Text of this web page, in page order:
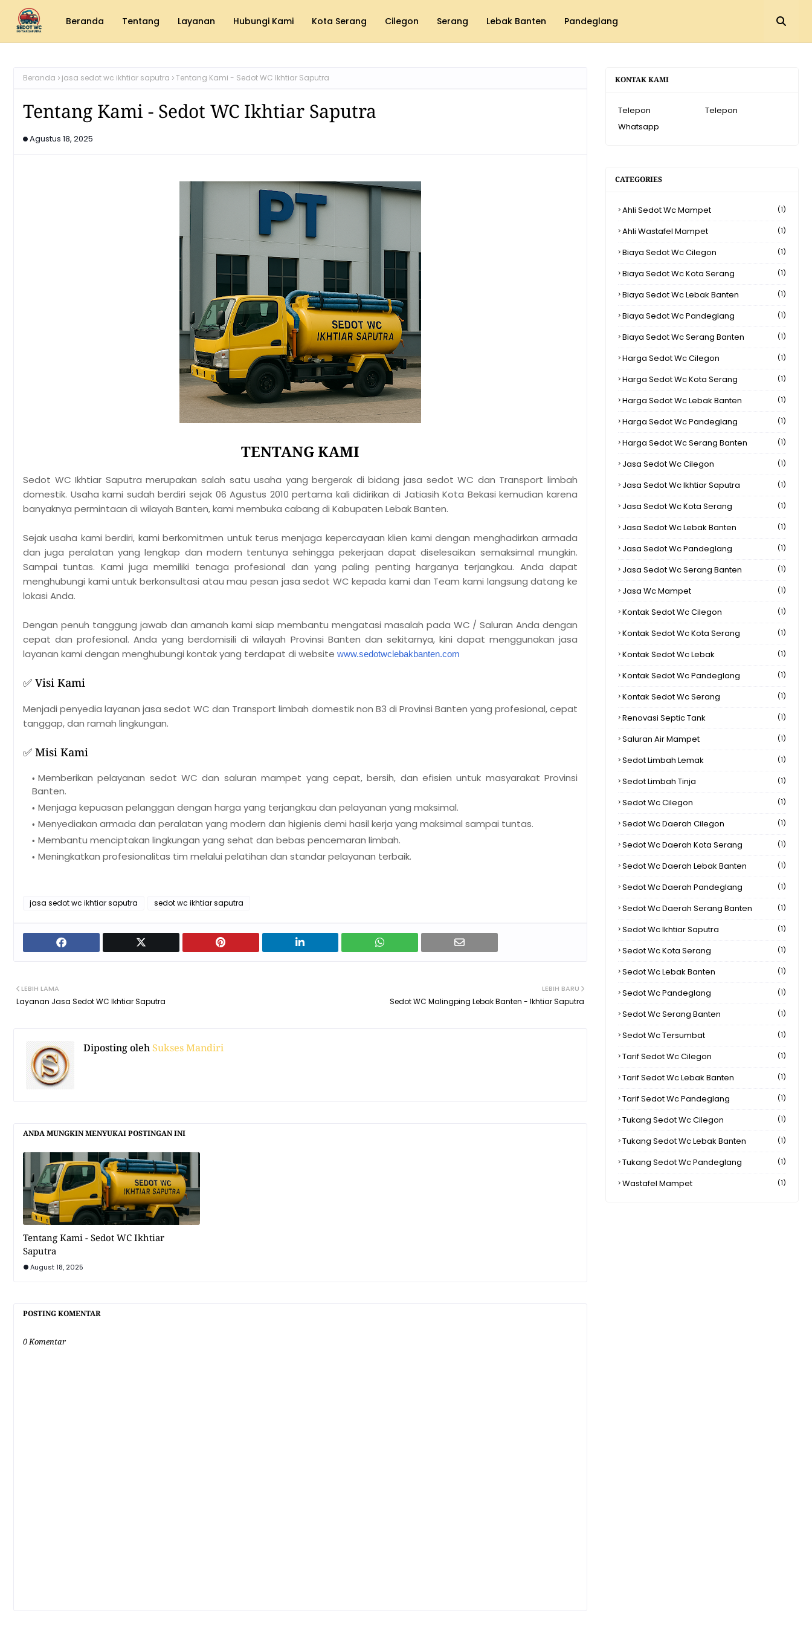
Beranda Tentang Layanan Hubungi Kami Kota Serang Cilegon Serang Lebak Banten Pandeglang
Beranda jasa sedot wc ikhtiar saputra Tentang Kami - Sedot WC Ikhtiar Saputra
Tentang Kami - Sedot WC Ikhtiar Saputra
Agustus 18, 2025
TENTANG KAMI
Sedot WC Ikhtiar Saputra merupakan salah satu usaha yang bergerak di bidang jasa sedot WC dan Transport limbah
domestik. Usaha kami sudah berdiri sejak 06 Agustus 2010 pertama kali didirikan di Jatiasih Kota Bekasi kemudian karena
banyaknya permintaan di wilayah Banten, kami membuka cabang di Kabupaten Lebak Banten.
Sejak usaha kami berdiri, kami berkomitmen untuk terus menjaga kepercayaan klien kami dengan menghadirkan armada
dan juga peralatan yang lengkap dan modern tentunya sehingga pekerjaan dapat diselesaikan semaksimal mungkin.
Sampai tuntas. Kami juga memiliki tenaga profesional dan yang paling penting harganya terjangkau. Anda dapat
menghubungi kami untuk berkonsultasi atau mau pesan jasa sedot WC kepada kami dan Team kami langsung datang ke
lokasi Anda.
Dengan penuh tanggung jawab dan amanah kami siap membantu mengatasi masalah pada WC / Saluran Anda dengan
cepat dan profesional. Anda yang berdomisili di wilayah Provinsi Banten dan sekitarnya, kini dapat menggunakan jasa
layanan kami dengan menghubungi kontak yang terdapat di website www.sedotwclebakbanten.com
✅ Visi Kami
Menjadi penyedia layanan jasa sedot WC dan Transport limbah domestik non B3 di Provinsi Banten yang profesional, cepat
tanggap, dan ramah lingkungan.
✅ Misi Kami
Memberikan pelayanan sedot WC dan saluran mampet yang cepat, bersih, dan efisien untuk masyarakat Provinsi
Banten.
Menjaga kepuasan pelanggan dengan harga yang terjangkau dan pelayanan yang maksimal.
Menyediakan armada dan peralatan yang modern dan higienis demi hasil kerja yang maksimal sampai tuntas.
Membantu menciptakan lingkungan yang sehat dan bebas pencemaran limbah.
Meningkatkan profesionalitas tim melalui pelatihan dan standar pelayanan terbaik.
jasa sedot wc ikhtiar saputra sedot wc ikhtiar saputra
LEBIH BARU
Sedot WC Malingping Lebak Banten - Ikhtiar Saputra
LEBIH LAMA
Layanan Jasa Sedot WC Ikhtiar Saputra
Diposting olehSukses Mandiri
ANDA MUNGKIN MENYUKAI POSTINGAN INI
Tentang Kami - Sedot WC Ikhtiar
Saputra
August 18, 2025
POSTING KOMENTAR
0 Komentar
KONTAK KAMI
Telepon
Telepon
Whatsapp
CATEGORIES
Ahli Sedot Wc Mampet (1)
Ahli Wastafel Mampet (1)
Biaya Sedot Wc Cilegon (1)
Biaya Sedot Wc Kota Serang (1)
Biaya Sedot Wc Lebak Banten (1)
Biaya Sedot Wc Pandeglang (1)
Biaya Sedot Wc Serang Banten (1)
Harga Sedot Wc Cilegon (1)
Harga Sedot Wc Kota Serang (1)
Harga Sedot Wc Lebak Banten (1)
Harga Sedot Wc Pandeglang (1)
Harga Sedot Wc Serang Banten (1)
Jasa Sedot Wc Cilegon (1)
Jasa Sedot Wc Ikhtiar Saputra (1)
Jasa Sedot Wc Kota Serang (1)
Jasa Sedot Wc Lebak Banten (1)
Jasa Sedot Wc Pandeglang (1)
Jasa Sedot Wc Serang Banten (1)
Jasa Wc Mampet (1)
Kontak Sedot Wc Cilegon (1)
Kontak Sedot Wc Kota Serang (1)
Kontak Sedot Wc Lebak (1)
Kontak Sedot Wc Pandeglang (1)
Kontak Sedot Wc Serang (1)
Renovasi Septic Tank (1)
Saluran Air Mampet (1)
Sedot Limbah Lemak (1)
Sedot Limbah Tinja (1)
Sedot Wc Cilegon (1)
Sedot Wc Daerah Cilegon (1)
Sedot Wc Daerah Kota Serang (1)
Sedot Wc Daerah Lebak Banten (1)
Sedot Wc Daerah Pandeglang (1)
Sedot Wc Daerah Serang Banten (1)
Sedot Wc Ikhtiar Saputra (1)
Sedot Wc Kota Serang (1)
Sedot Wc Lebak Banten (1)
Sedot Wc Pandeglang (1)
Sedot Wc Serang Banten (1)
Sedot Wc Tersumbat (1)
Tarif Sedot Wc Cilegon (1)
Tarif Sedot Wc Lebak Banten (1)
Tarif Sedot Wc Pandeglang (1)
Tukang Sedot Wc Cilegon (1)
Tukang Sedot Wc Lebak Banten (1)
Tukang Sedot Wc Pandeglang (1)
Wastafel Mampet (1)